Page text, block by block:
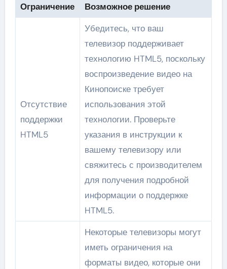
Ограничение Возможное решение
Отсутствие
поддержки
HTML5
Убедитесь, что ваш
телевизор поддерживает
технологию HTML5, поскольку
воспроизведение видео на
Кинопоиске требует
использования этой
технологии. Проверьте
указания в инструкции к
вашему телевизору или
свяжитесь с производителем
для получения подробной
информации о поддержке
HTML5.
Некоторые телевизоры могут
иметь ограничения на
форматы видео, которые они